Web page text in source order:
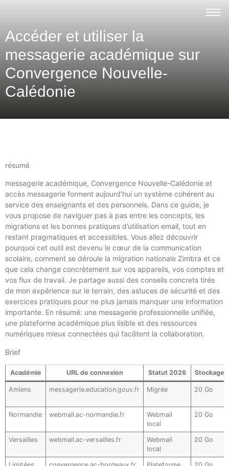
Accéder et utiliser la
messagerie académique sur
Convergence Nouvelle-
Calédonie
résumé
messagerie académique, Convergence Nouvelle-Calédonie et
accès messagerie forment aujourd’hui un système cohérent au
service des enseignants et des personnels. Dans ce guide, je
vous propose de naviguer pas à pas entre les concepts, les
migrations et les bonnes pratiques d’utilisation email, tout en
restant pragmatiques et accessibles. Vous allez découvrir
pourquoi cet outil est devenu le cœur de la communication
scolaire, comment se déroule la migration nationale Zimbra et ce
que cela change concrètement sur vos appareils, vos comptes et
vos flux de travail. Je partage aussi des conseils concrets tirés
de mon expérience sur le terrain, des astuces de sécurité et des
exercices pratiques pour ne plus jamais manquer une information
importante. En résumé: une messagerie professionnelle unifiée,
une plateforme académique plus lisible et des ressources
numériques mieux connectées qui facilitent la collaboration.
Brief
Académie URL de connexion Statut 2026 Stockage
Amiens messagerie.education.gouv.fr Migrée 20 Go
Normandie webmail.ac-normandie.fr
Webmail
local
20 Go
Versailles webmail.ac-versailles.fr
Webmail
local
20 Go